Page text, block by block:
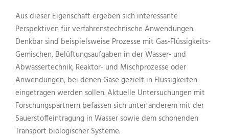
Aus dieser Eigenschaft ergeben sich interessante
Perspektiven für verfahrenstechnische Anwendungen.
Denkbar sind beispielsweise Prozesse mit Gas-Flüssigkeits-
Gemischen, Belüftungsaufgaben in der Wasser- und
Abwassertechnik, Reaktor- und Mischprozesse oder
Anwendungen, bei denen Gase gezielt in Flüssigkeiten
eingetragen werden sollen. Aktuelle Untersuchungen mit
Forschungspartnern befassen sich unter anderem mit der
Sauerstoffeintragung in Wasser sowie dem schonenden
Transport biologischer Systeme.